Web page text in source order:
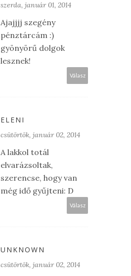
szerda, január 01, 2014
Ajajjjj szegény
pénztárcám :)
gyönyörű dolgok
lesznek!
Válasz
ELENI
csütörtök, január 02, 2014
A lakkol totál
elvarázsoltak,
szerencse, hogy van
még idő gyűjteni: D
Válasz
UNKNOWN
csütörtök, január 02, 2014